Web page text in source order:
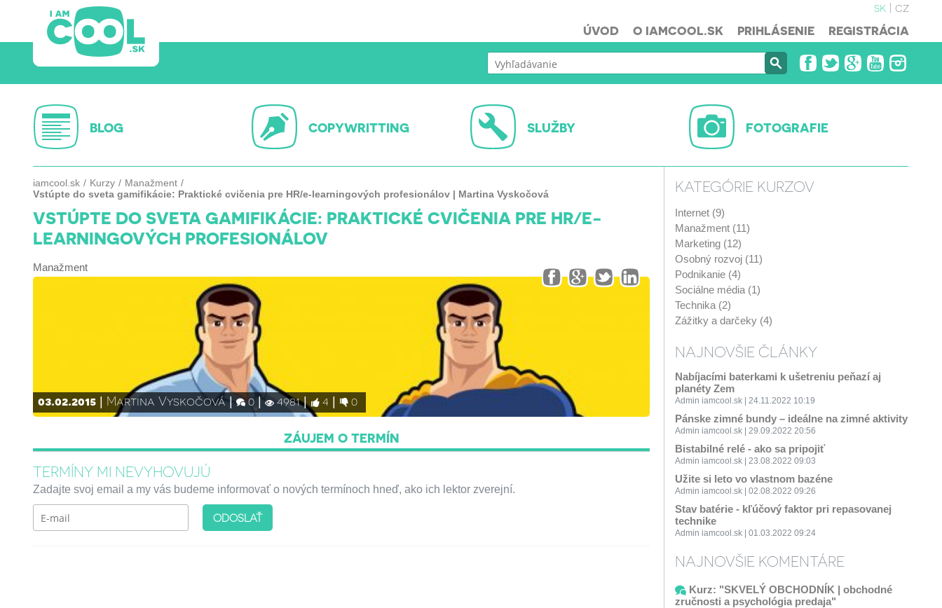
sk
cz
ÚVOD
O IAMCOOL.SK PRIHLÁSENIE REGISTRÁCIA
BLOG COPYWRITTING SLUŽBY FOTOGRAFIE
iamcool.sk Kurzy
Manažment
Vstúpte do sveta gamifikácie: Praktické cvičenia pre HR/e-learningových profesionálov | Martina Vyskočová
VSTÚPTE DO SVETA GAMIFIKÁCIE: PRAKTICKÉ CVIČENIA PRE HR/E-
LEARNINGOVÝCH PROFESIONÁLOV
Manažment
03.02.2015 Martina Vyskočová 0 4981 4 0
ZÁUJEM O TERMÍN
TERMÍNY MI NEVYHOVUJÚ
Zadajte svoj email a my vás budeme informovať o nových termínoch hneď, ako ich lektor zverejní.
ODOSLAŤ
KATEGÓRIE KURZOV
Internet (9)
Manažment (11)
Marketing (12)
Osobný rozvoj (11)
Podnikanie (4)
Sociálne média (1)
Technika (2)
Zážitky a darčeky (4)
NAJNOVŠIE ČLÁNKY
Nabíjacími baterkami k ušetreniu peňazí aj
planéty Zem
Admin iamcool.sk | 24.11.2022 10:19
Pánske zimné bundy – ideálne na zimné aktivity
Admin iamcool.sk | 29.09.2022 20:56
Bistabilné relé - ako sa pripojiť
Admin iamcool.sk | 23.08.2022 09:03
Užite si leto vo vlastnom bazéne
Admin iamcool.sk | 02.08.2022 09:26
Stav batérie - kľúčový faktor pri repasovanej
technike
Admin iamcool.sk | 01.03.2022 09:24
NAJNOVŠIE KOMENTÁRE
Kurz: "SKVELÝ OBCHODNÍK | obchodné
zručnosti a psychológia predaja"